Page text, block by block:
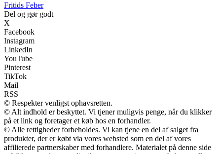
Fritids Feber
Del og gør godt
X
Facebook
Instagram
LinkedIn
YouTube
Pinterest
TikTok
Mail
RSS
© Respekter venligst ophavsretten.
© Alt indhold er beskyttet. Vi tjener muligvis penge, når du klikker
på et link og foretager et køb hos en forhandler.
© Alle rettigheder forbeholdes. Vi kan tjene en del af salget fra
produkter, der er købt via vores websted som en del af vores
affilierede partnerskaber med forhandlere. Materialet på denne side